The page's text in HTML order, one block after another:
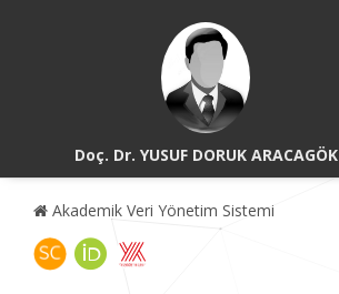
Doç. Dr. YUSUF DORUK ARACAGÖK
Akademik Veri Yönetim Sistemi